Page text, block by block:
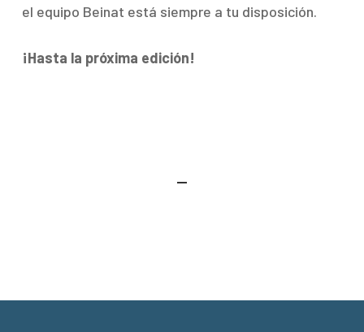
el equipo Beinat está siempre a tu disposición.
¡Hasta la próxima edición!